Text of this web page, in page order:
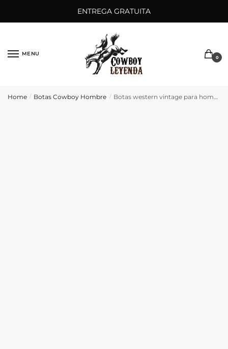
ENTREGA GRATUITA
MENU
0
Home / Botas Cowboy Hombre / Botas western vintage para hombre